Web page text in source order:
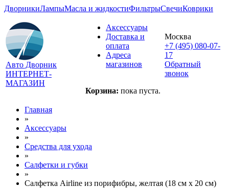
ДворникиЛампыМасла и жидкостиФильтрыСвечиКоврики
Авто Дворник
ИНТЕРНЕТ-
МАГАЗИН
Аксессуары
Доставка и
оплата
Адреса
магазинов
Корзина: пока пуста.
Москва
+7 (495) 080-07-
17
Обратный
звонок
Главная
»
Аксессуары
»
Средства для ухода
»
Салфетки и губки
»
Салфетка Airline из порифибры, желтая (18 см x 20 см)